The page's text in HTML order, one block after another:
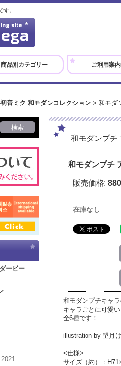
す。
商品別カテゴリー ご利用案内
初音ミク 和モダンコレクション > 和モダ
ービー
和モダンプチ
和モダンプチ
販売価格:
在庫なし
和モダンプチキャ
キャラごとに可愛
全6種です！
illustration by 望月
<仕様>
サイズ（約）：